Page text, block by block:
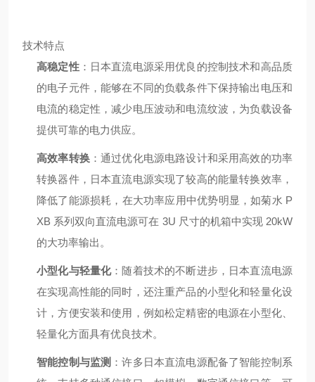
技术特点
高稳定性：日本直流电源采用优良的控制技术和高品质
的电子元件，能够在不同的负载条件下保持输出电压和
电流的稳定性，减少电压波动和电流纹波，为负载设备
提供可靠的电力供应。
高效率转换：通过优化电源电路设计和采用高效的功率
转换器件，日本直流电源实现了较高的能量转换效率，
降低了能源损耗，在大功率应用中优势明显，如菊水 P
XB 系列双向直流电源可在 3U 尺寸的机箱中实现 20kW
的大功率输出。
小型化与轻量化：随着技术的不断进步，日本直流电源
在实现高性能的同时，还注重产品的小型化和轻量化设
计，方便安装和使用，例如松定精密的电源在小型化、
轻量化方面具有优良技术。
智能控制与监测 ：许多日本直流电源配备了智能控制系